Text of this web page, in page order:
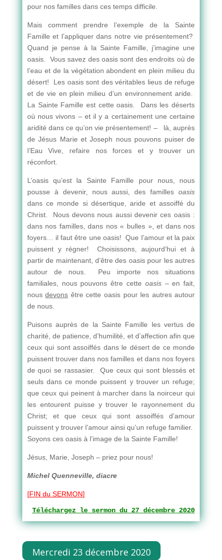
pour nos familles dans ces temps difficile.
Mais comment prendre l’exemple de la Sainte
Famille et l’appliquer dans notre vie présentement?
Quand je pense à la Sainte Famille, j’imagine une
oasis. Vous savez des oasis sont des endroits où de
l’eau et de la végétation abondent en plein milieu du
désert! Les oasis sont des véritables lieus de refuge
et de vie en plein milieu d’un environnement aride.
La Sainte Famille est cette oasis. Dans les déserts
où nous vivons – et il y a certainement une certaine
aridité dans ce qu’on vie présentement! – là, auprès
de Jésus Marie et Joseph nous pouvons puiser de
l’Eau Vive, refaire nos forces et y trouver un
réconfort.
L’oasis qu’est la Sainte Famille pour nous, nous
pousse à devenir, nous aussi, des famillesoasis
dans ce monde si désertique, aride et assoiffé du
Christ. Nous devons nous aussi devenir ces oasis :
dans nos familles, dans nos « bulles », et dans nos
foyers… il faut être une oasis! Que l’amour et la paix
puissent y régner! Choisissons, aujourd’hui et à
partir de maintenant, d’être des oasis pour les autres
autour de nous. Peu importe nos situations
familiales, nous pouvons être cette oasis– en fait,
nousdevons être cette oasis pour les autres autour
de nous.
Puisons auprès de la Sainte Famille les vertus de
charité, de patience, d’humilité, et d’affection afin que
ceux qui sont assoiffés dans le désert de ce monde
puissent trouver dans nos familles et dans nos foyers
de quoi se rassasier. Que ceux qui sont blessés et
seuls dans ce monde puissent y trouver un refuge;
que ceux qui peinent à marcher dans la noirceur qui
les entourent puisse y trouver le rayonnement du
Christ; et que ceux qui sont assoiffés d’amour
puissent y trouver l’amour ainsi qu’un refuge familier.
Soyons ces oasis à l’image de la Sainte Famille!
Jésus, Marie, Joseph – priez pour nous!
Michel Quenneville, diacre
[FIN du SERMON]
Téléchargez le sermon du 27 décembre 2020
Mercredi 23 décembre 2020